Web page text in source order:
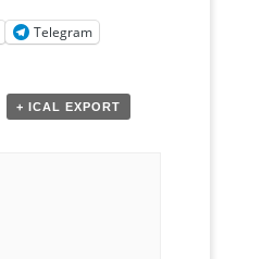
Telegram
+ ICAL EXPORT